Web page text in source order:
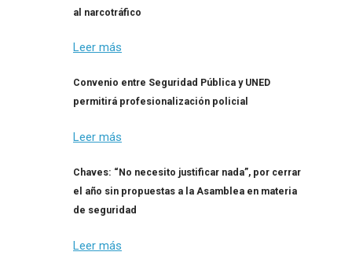
al narcotráfico
Leer más
Convenio entre Seguridad Pública y UNED
permitirá profesionalización policial
Leer más
Chaves: “No necesito justificar nada”, por cerrar
el año sin propuestas a la Asamblea en materia
de seguridad
Leer más